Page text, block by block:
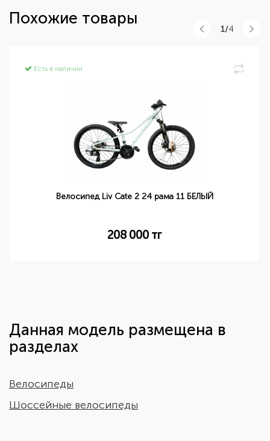
Похожие товары
Есть в наличии
Велосипед Liv Cate 2 24 рама 11 БЕЛЫЙ
208 000 тг
1/4
Данная модель размещена в
разделах
Велосипеды
Шоссейные велосипеды